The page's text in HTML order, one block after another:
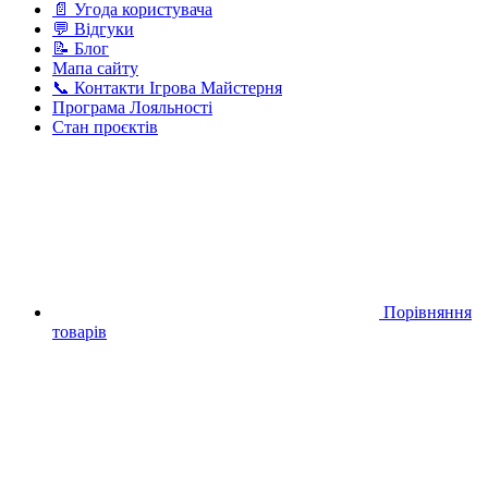
📄 Угода користувача
💬 Відгуки
📝 Блог
Мапа сайту
📞 Контакти Ігрова Майстерня
Програма Лояльності
Стан проєктів
Порівняння
товарів